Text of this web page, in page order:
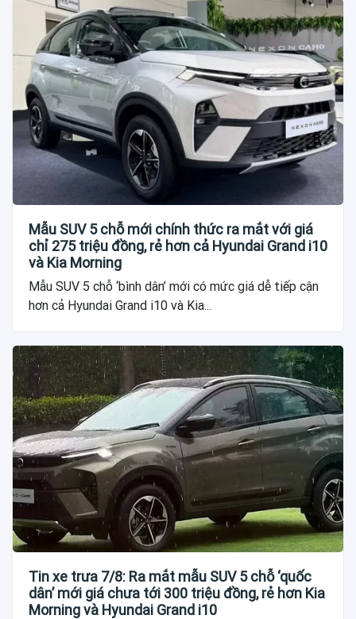
Mẫu SUV 5 chỗ mới chính thức ra mắt với giá
chỉ 275 triệu đồng, rẻ hơn cả Hyundai Grand i10
và Kia Morning
Mẫu SUV 5 chỗ ‘bình dân’ mới có mức giá dễ tiếp cận
hơn cả Hyundai Grand i10 và Kia...
Tin xe trưa 7/8: Ra mắt mẫu SUV 5 chỗ ‘quốc
dân’ mới giá chưa tới 300 triệu đồng, rẻ hơn Kia
Morning và Hyundai Grand i10